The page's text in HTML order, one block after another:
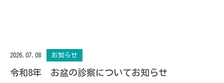
2026.07.08 お知らせ
令和8年 お盆の診察についてお知らせ